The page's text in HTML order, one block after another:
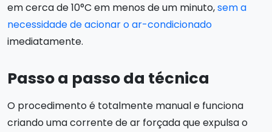
em cerca de 10°C em menos de um minuto,sem a
necessidade de acionar o ar-condicionado
imediatamente.
Passo a passo da técnica
O procedimento é totalmente manual e funciona
criando uma corrente de ar forçada que expulsa o